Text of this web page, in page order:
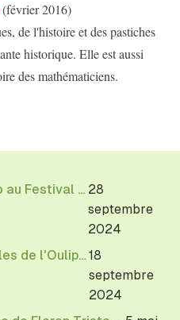
(février 2016)
de l'histoire et des pastiches
historique. Elle est aussi
des mathématiciens.
Lecture de l'Oulipo au Festival Allez savoir de l'EHESS 28
septembre
2024
Les villes indivisibles de l'Oulipo à la librairie Texture18
septembre
2024